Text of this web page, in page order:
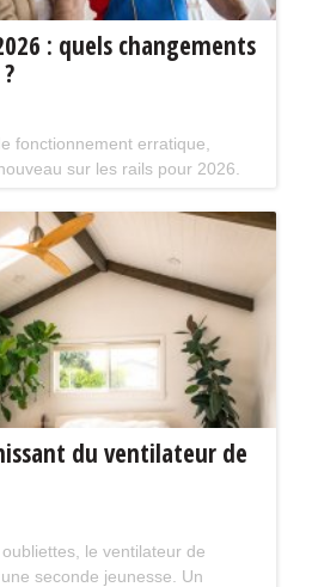
: quels changements
fonctionnement erratique,
sur les rails pour 2026.
éligibles. Tour d'horizon.
du ventilateur de
le ventilateur de
seconde jeunesse. Un